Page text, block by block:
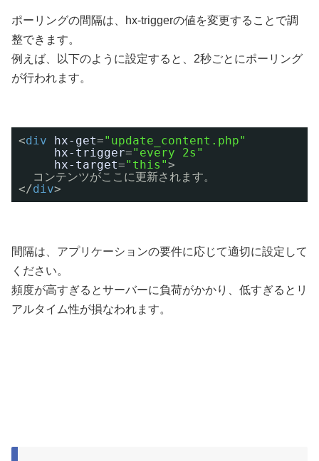
ポーリングの間隔は、hx-triggerの値を変更することで調
整できます。
例えば、以下のように設定すると、2秒ごとにポーリング
が行われます。
<div hx-get="update_content.php"
hx-trigger="every 2s"
hx-target="this">
コンテンツがここに更新されます。
</div>
間隔は、アプリケーションの要件に応じて適切に設定して
ください。
頻度が高すぎるとサーバーに負荷がかかり、低すぎるとリ
アルタイム性が損なわれます。